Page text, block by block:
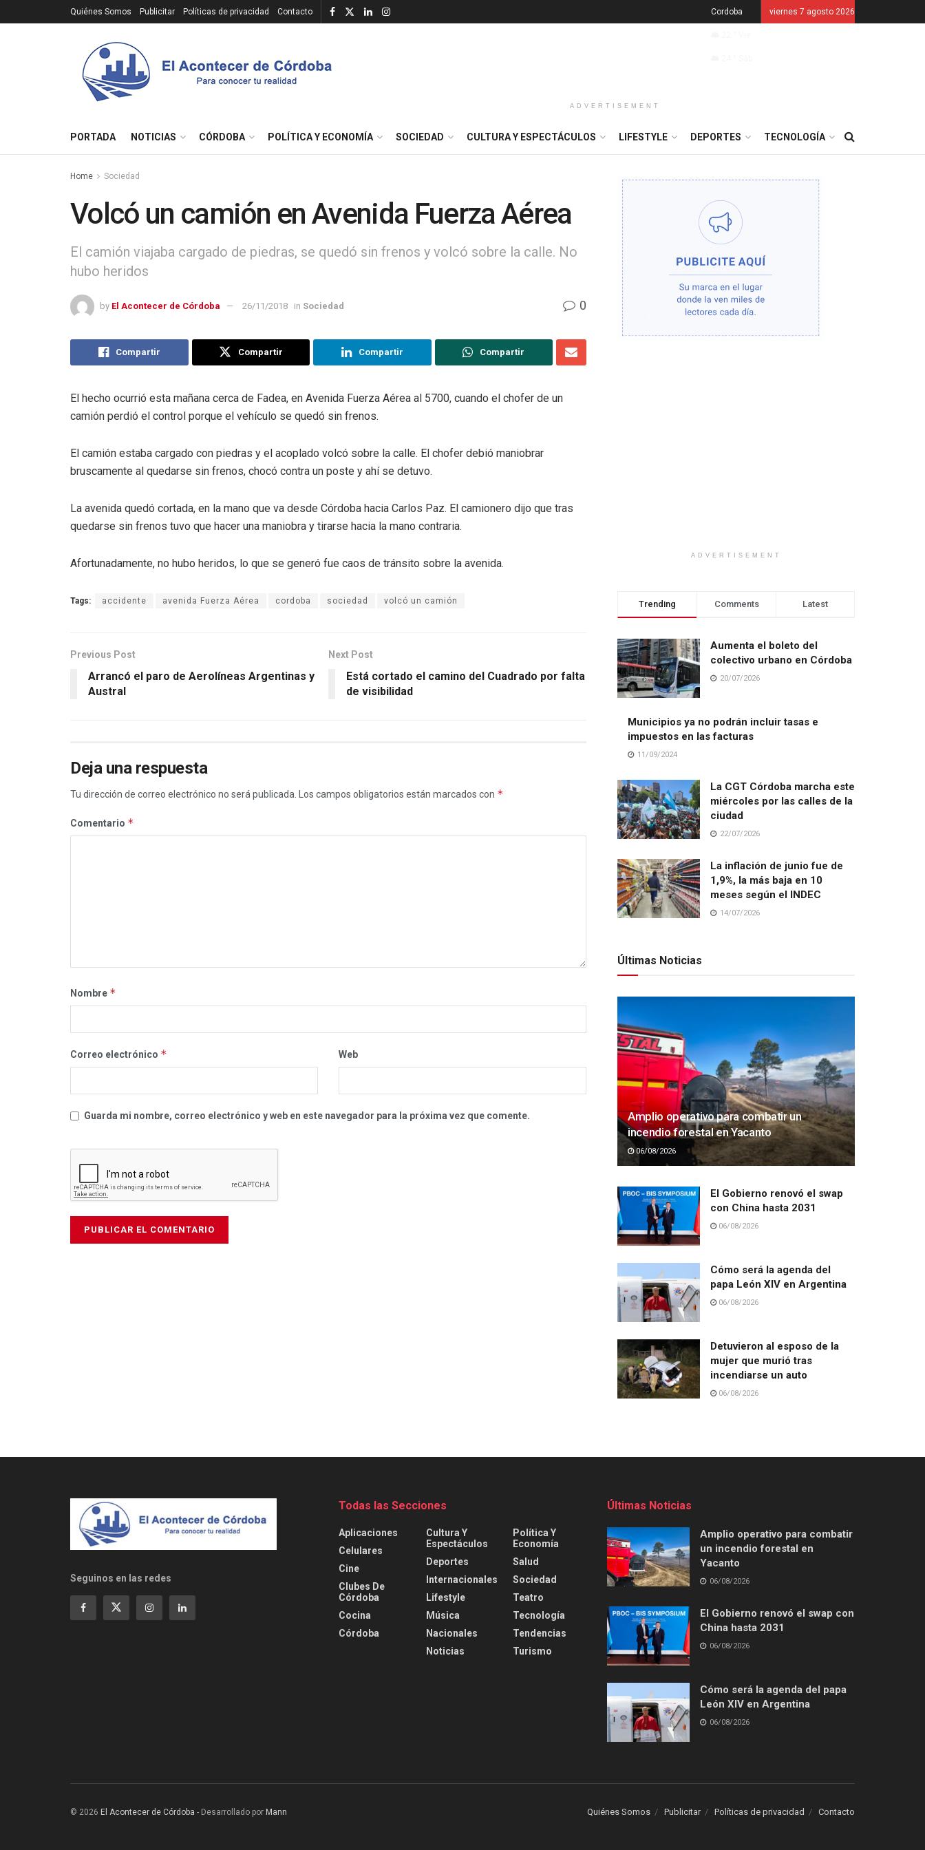
Quiénes Somos Publicitar Políticas de privacidad Contacto Cordoba viernes 7 agosto 2026
ADVERTISEMENT
PORTADA NOTICIAS CÓRDOBA POLÍTICA Y ECONOMÍA SOCIEDAD CULTURA Y ESPECTÁCULOS LIFESTYLE DEPORTES TECNOLOGÍA
Home Sociedad
Volcó un camión en Avenida Fuerza Aérea
El camión viajaba cargado de piedras, se quedó sin frenos y volcó sobre la calle. No
hubo heridos
by El Acontecer de Córdoba 26/11/2018 in Sociedad 0
Compartir Compartir Compartir Compartir
El hecho ocurrió esta mañana cerca de Fadea, en Avenida Fuerza Aérea al 5700, cuando el chofer de un
camión perdió el control porque el vehículo se quedó sin frenos.
El camión estaba cargado con piedras y el acoplado volcó sobre la calle. El chofer debió maniobrar
bruscamente al quedarse sin frenos, chocó contra un poste y ahí se detuvo.
La avenida quedó cortada, en la mano que va desde Córdoba hacia Carlos Paz. El camionero dijo que tras
quedarse sin frenos tuvo que hacer una maniobra y tirarse hacia la mano contraria.
Afortunadamente, no hubo heridos, lo que se generó fue caos de tránsito sobre la avenida.
Tags: accidente avenida Fuerza Aérea cordoba sociedad volcó un camión
Previous Post
Arrancó el paro de Aerolíneas Argentinas y
Austral
Next Post
Está cortado el camino del Cuadrado por falta
de visibilidad
Deja una respuesta
Tu dirección de correo electrónico no será publicada. Los campos obligatorios están marcados con *
Comentario *
Nombre *
Correo electrónico * Web
Guarda mi nombre, correo electrónico y web en este navegador para la próxima vez que comente.
ADVERTISEMENT
Trending Comments Latest
Aumenta el boleto del
colectivo urbano en Córdoba
20/07/2026
Municipios ya no podrán incluir tasas e
impuestos en las facturas
11/09/2024
La CGT Córdoba marcha este
miércoles por las calles de la
ciudad
22/07/2026
La inflación de junio fue de
1,9%, la más baja en 10
meses según el INDEC
14/07/2026
Últimas Noticias
Amplio operativo para combatir un
incendio forestal en Yacanto
06/08/2026
El Gobierno renovó el swap
con China hasta 2031
06/08/2026
Cómo será la agenda del
papa León XIV en Argentina
06/08/2026
Detuvieron al esposo de la
mujer que murió tras
incendiarse un auto
06/08/2026
Seguinos en las redes
Todas las Secciones
Aplicaciones
Celulares
Cine
Clubes De
Córdoba
Cocina
Córdoba
Cultura Y
Espectáculos
Deportes
Internacionales
Lifestyle
Música
Nacionales
Noticias
Política Y
Economía
Salud
Sociedad
Teatro
Tecnología
Tendencias
Turismo
Últimas Noticias
Amplio operativo para combatir
un incendio forestal en
Yacanto
06/08/2026
El Gobierno renovó el swap con
China hasta 2031
06/08/2026
Cómo será la agenda del papa
León XIV en Argentina
06/08/2026
Quiénes Somos Publicitar Políticas de privacidad Contacto
© 2026 El Acontecer de Córdoba - Desarrollado por Mann